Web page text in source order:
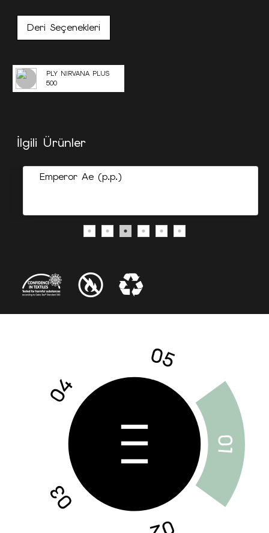
Deri Seçenekleri
PLY NIRVANA PLUS
500
İlgili Ürünler
Emperor Ae (p.p.)